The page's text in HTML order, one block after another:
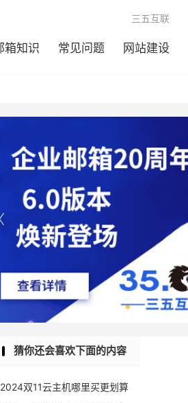
箱知识 常见问题 网站建设
三五互联
猜你还会喜欢下面的内容
2024双11云主机哪里买更划算